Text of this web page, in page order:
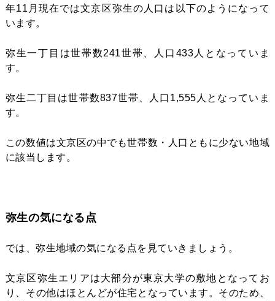
年11月現在では文京区弥生の人口は以下のようになって
います。
弥生一丁目は世帯数241世帯、人口433人となっていま
す。
弥生二丁目は世帯数837世帯、人口1,555人となっていま
す。
この数値は文京区の中でも世帯数・人口ともに少ない地域
に該当します。
弥生の気になる点
では、弥生地域の気になる点を見ていきましょう。
文京区弥生エリアは大部分が東京大学の敷地となってお
り、その他はほとんどが住宅となっています。そのため、